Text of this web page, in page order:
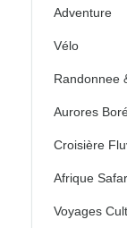
Adventure
Vélo
Randonnee
Aurores
Croisière
Afrique
Voyages